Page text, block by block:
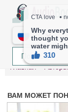
RU
Главная Авторы